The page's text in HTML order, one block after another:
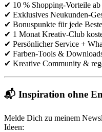
✔ 10 % Shopping-Vorteile ab
✔ Exklusives Neukunden-
✔ Bonuspunkte für jede
✔ 1 Monat Kreativ-Club
✔ Persönlicher Service +
✔ Farben-Tools &
✔ Kreative Community &
📬 Inspiration ohne
Melde Dich zu meinem
Ideen: